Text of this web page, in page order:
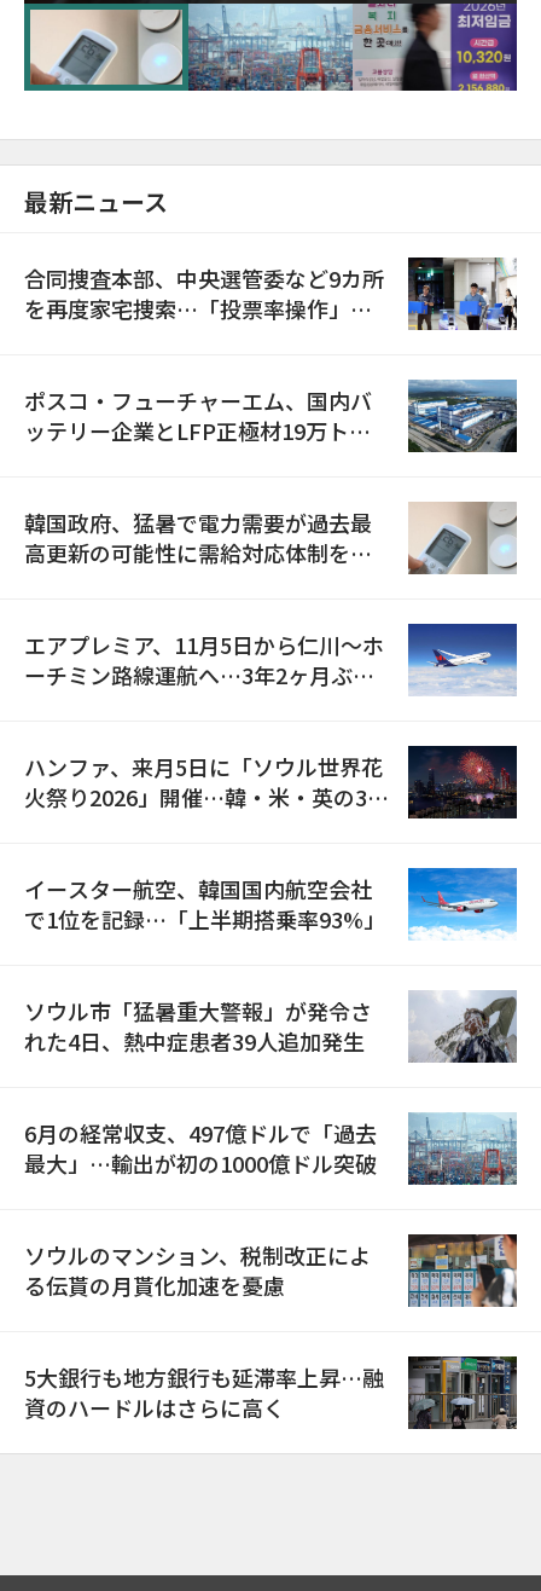
に需給対応体制を点検
最新ニュース
合同捜査本部、中央選管委など9カ所
を再度家宅捜索…「投票率操作」の
ポスコ・フューチャーエム、国内バ
ッテリー企業とLFP正極材19万トン
韓国政府、猛暑で電力需要が過去最
高更新の可能性に需給対応体制を点
エアプレミア、11月5日から仁川〜ホ
ーチミン路線運航へ…3年2ヶ月ぶり
ハンファ、来月5日に「ソウル世界花
火祭り2026」開催…韓・米・英の3カ
イースター航空、韓国国内航空会社
で1位を記録…「上半期搭乗率93%」
ソウル市「猛暑重大警報」が発令さ
れた4日、熱中症患者39人追加発生
6月の経常収支、497億ドルで「過去
最大」…輸出が初の1000億ドル突破
ソウルのマンション、税制改正によ
る伝貰の月貰化加速を憂慮
5大銀行も地方銀行も延滞率上昇…融
資のハードルはさらに高く